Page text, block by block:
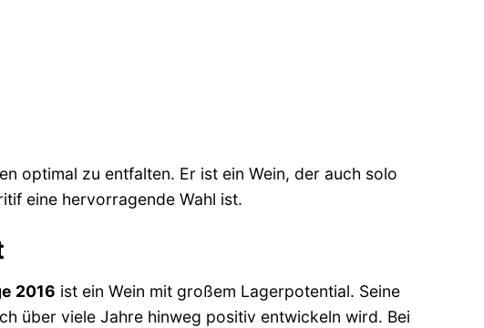
optimal zu entfalten. Er ist ein Wein, der auch solo
eine hervorragende Wahl ist.
2016 ist ein Wein mit großem Lagerpotential. Seine
über viele Jahre hinweg positiv entwickeln wird. Bei